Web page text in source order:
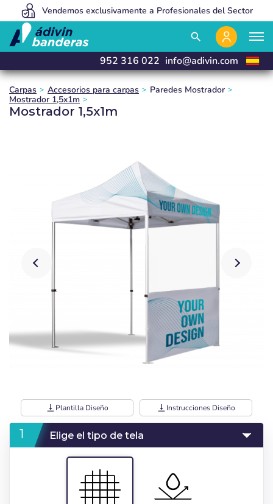
Fabricamos y entregamos en 24 horas
Vendemos exclusivamente a Profesionales del Sector
Somos tan baratos porque vendemos 100% online
search
close
952 316 022 info@adivin.com
close
Carpas Accesorios para carpas
Paredes Mostrador
Mostrador 1,5x1m
Mostrador 1,5x1m
vertical_align_bottom Plantilla Diseño vertical_align_bottom Instrucciones Diseño
Elige el tipo de tela
close